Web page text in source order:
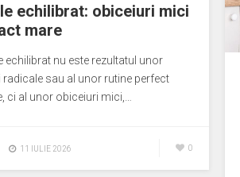
echilibrat: obiceiuri mici
mare
echilibrat nu este rezultatul unor
sau al unor rutine perfect
ci al unor obiceiuri mici,…
11 IULIE 2026 0